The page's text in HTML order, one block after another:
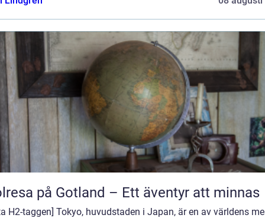
på Gotland – Ett äventyr att minnas
H2-taggen] Tokyo, huvudstaden i Japan, är en av världens